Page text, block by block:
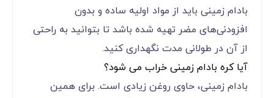
بادام زمینی باید از مواد اولیه ساده و بدون
افزودنی‌های مضر تهیه شده باشد تا بتوانید به راحتی
از آن در طولانی مدت نگهداری کنید.
آیا کره بادام زمینی خراب می ‌شود؟
بادام زمینی، حاوی روغن زیادی است. برای همین